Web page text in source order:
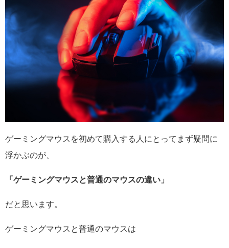
ゲーミングマウスを初めて購入する人にとってまず疑問に
浮かぶのが、
「ゲーミングマウスと普通のマウスの違い」
だと思います。
ゲーミングマウスと普通のマウスは